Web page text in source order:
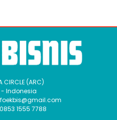
CIRCLE (ARC)
Indonesia
1555 7788